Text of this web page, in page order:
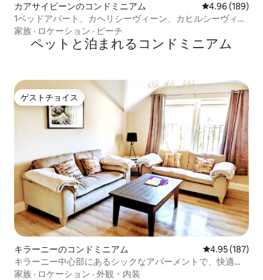
カアサイビーンのコンドミニアム レビュー189
4.96 (189)
1ベッドアパート、カヘリシーヴィーン、カヒルシーヴィー
ンケリー、
家族 · ロケーション · ビーチ
ペットと泊まれるコンドミニアム
ゲストチョイス
ゲストチョイス
キラーニーのコンドミニアム レビュー187
4.95 (187)
キラーニー中心部にあるシックなアパーメントで、快適な
キングベッドをご用意しております。
家族 · ロケーション · 外観・内装